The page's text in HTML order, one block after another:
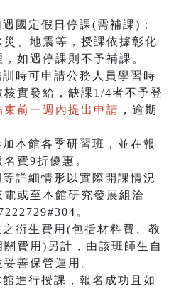
國定假日停課(需補課)；
、地震等，授課依據彰化
如遇停課則不予補課。
時可申請公務人員學習時
實發給，缺課1/4者不予登
束前一週內提出申請 ，逾期
本館各季研習班，並在報
費9折優惠。
詳細情形以實際開課情況
或至本館研究發展組洽
。
衍生費用(包括材料費、教
費用)另計，由該班師生自
善保管運用。
進行授課，報名成功且如